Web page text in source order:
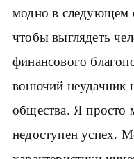
модно в следующем
чтобы выглядеть
финансового
вонючий неудачник
общества. Я
недоступен успех.